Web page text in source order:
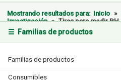
☰ Familias de productos
Familias de productos
Consumibles
Mostrando resultados para: Inicio »
Investigación » Tiras para medir PH